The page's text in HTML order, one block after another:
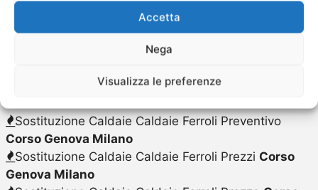
Accetta
Nega
Visualizza le preferenze
Sostituzione Caldaie Caldaie Ferroli
Milano
Sostituzione Caldaie Caldaie Ferroli Costo
Sostituzione Caldaie Caldaie FerroliCorso Genova
Sostituzione Caldaie Caldaie Ferroli Preventivo
Corso Genova Milano
Sostituzione Caldaie Caldaie Ferroli Prezzi Corso
Genova Milano